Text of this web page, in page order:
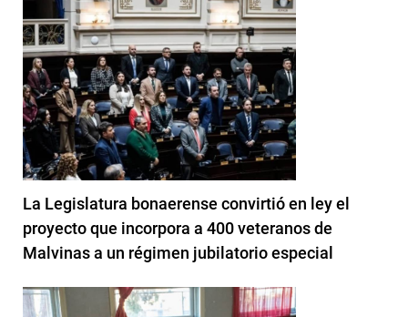
La Legislatura bonaerense convirtió en ley el
proyecto que incorpora a 400 veteranos de
Malvinas a un régimen jubilatorio especial